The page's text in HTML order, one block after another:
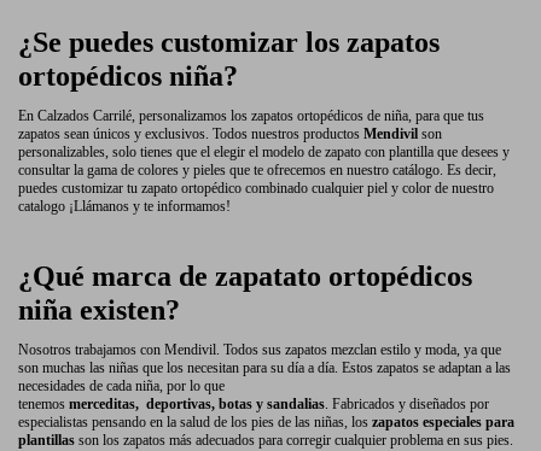
¿Se puedes customizar los zapatos
ortopédicos niña?
En Calzados Carrilé, personalizamos los zapatos ortopédicos de niña, para que tus
zapatos sean únicos y exclusivos. Todos nuestros productos Mendivil son
personalizables, solo tienes que el elegir el modelo de zapato con plantilla que desees y
consultar la gama de colores y pieles que te ofrecemos en nuestro catálogo. Es decir,
puedes customizar tu zapato ortopédico combinado cualquier piel y color de nuestro
catalogo ¡Llámanos y te informamos!
¿Qué marca de zapatato ortopédicos
niña existen?
Nosotros trabajamos con Mendivil. Todos sus zapatos mezclan estilo y moda, ya que
son muchas las niñas que los necesitan para su día a día. Estos zapatos se adaptan a las
necesidades de cada niña, por lo que
tenemos merceditas, deportivas, botas y sandalias. Fabricados y diseñados por
especialistas pensando en la salud de los pies de las niñas, los zapatos especiales para
plantillas son los zapatos más adecuados para corregir cualquier problema en sus pies.